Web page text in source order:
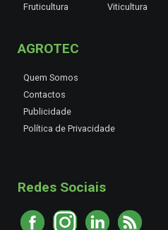
Fruticultura
Viticultura
AGROTEC
Quem Somos
Contactos
Publicidade
Política de Privacidade
Redes Sociais